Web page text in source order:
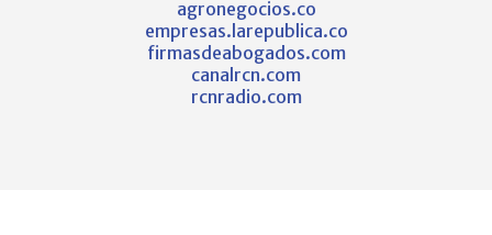
agronegocios.co
empresas.larepublica.co
firmasdeabogados.com
canalrcn.com
rcnradio.com